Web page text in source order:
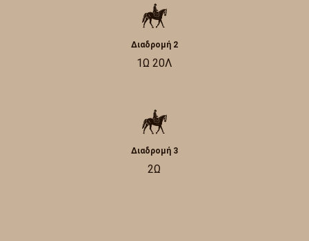
Διαδρομή 2
1Ω 20Λ
Διαδρομή 3
2Ω